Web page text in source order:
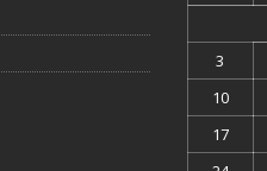
3
10
17